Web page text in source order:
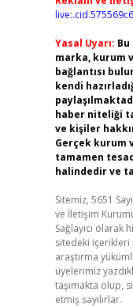
Yasal Uyarı:
marka, kurum
bağlantısı
kendi
haber niteliği
ve kişiler
Gerçek kurum
tamamen
halindedir ve
Sitemiz, 5651
ve İletişim
Sağlayıcı olarak
sitedeki
araştırma
üyelerimiz
taşımakta olup,
etmiş sayılırlar.